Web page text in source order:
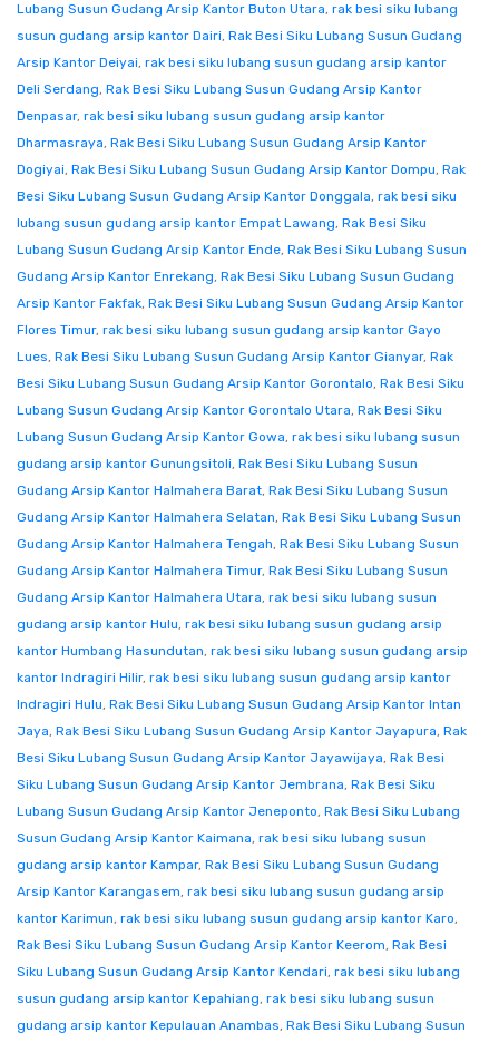
Lubang Susun Gudang Arsip Kantor Buton Utara, rak besi siku lubang
susun gudang arsip kantor Dairi, Rak Besi Siku Lubang Susun Gudang
Arsip Kantor Deiyai, rak besi siku lubang susun gudang arsip kantor
Deli Serdang, Rak Besi Siku Lubang Susun Gudang Arsip Kantor
Denpasar, rak besi siku lubang susun gudang arsip kantor
Dharmasraya, Rak Besi Siku Lubang Susun Gudang Arsip Kantor
Dogiyai, Rak Besi Siku Lubang Susun Gudang Arsip Kantor Dompu, Rak
Besi Siku Lubang Susun Gudang Arsip Kantor Donggala, rak besi siku
lubang susun gudang arsip kantor Empat Lawang, Rak Besi Siku
Lubang Susun Gudang Arsip Kantor Ende, Rak Besi Siku Lubang Susun
Gudang Arsip Kantor Enrekang, Rak Besi Siku Lubang Susun Gudang
Arsip Kantor Fakfak, Rak Besi Siku Lubang Susun Gudang Arsip Kantor
Flores Timur, rak besi siku lubang susun gudang arsip kantor Gayo
Lues, Rak Besi Siku Lubang Susun Gudang Arsip Kantor Gianyar, Rak
Besi Siku Lubang Susun Gudang Arsip Kantor Gorontalo, Rak Besi Siku
Lubang Susun Gudang Arsip Kantor Gorontalo Utara, Rak Besi Siku
Lubang Susun Gudang Arsip Kantor Gowa, rak besi siku lubang susun
gudang arsip kantor Gunungsitoli, Rak Besi Siku Lubang Susun
Gudang Arsip Kantor Halmahera Barat, Rak Besi Siku Lubang Susun
Gudang Arsip Kantor Halmahera Selatan, Rak Besi Siku Lubang Susun
Gudang Arsip Kantor Halmahera Tengah, Rak Besi Siku Lubang Susun
Gudang Arsip Kantor Halmahera Timur, Rak Besi Siku Lubang Susun
Gudang Arsip Kantor Halmahera Utara, rak besi siku lubang susun
gudang arsip kantor Hulu, rak besi siku lubang susun gudang arsip
kantor Humbang Hasundutan, rak besi siku lubang susun gudang arsip
kantor Indragiri Hilir, rak besi siku lubang susun gudang arsip kantor
Indragiri Hulu, Rak Besi Siku Lubang Susun Gudang Arsip Kantor Intan
Jaya, Rak Besi Siku Lubang Susun Gudang Arsip Kantor Jayapura, Rak
Besi Siku Lubang Susun Gudang Arsip Kantor Jayawijaya, Rak Besi
Siku Lubang Susun Gudang Arsip Kantor Jembrana, Rak Besi Siku
Lubang Susun Gudang Arsip Kantor Jeneponto, Rak Besi Siku Lubang
Susun Gudang Arsip Kantor Kaimana, rak besi siku lubang susun
gudang arsip kantor Kampar, Rak Besi Siku Lubang Susun Gudang
Arsip Kantor Karangasem, rak besi siku lubang susun gudang arsip
kantor Karimun, rak besi siku lubang susun gudang arsip kantor Karo,
Rak Besi Siku Lubang Susun Gudang Arsip Kantor Keerom, Rak Besi
Siku Lubang Susun Gudang Arsip Kantor Kendari, rak besi siku lubang
susun gudang arsip kantor Kepahiang, rak besi siku lubang susun
gudang arsip kantor Kepulauan Anambas, Rak Besi Siku Lubang Susun